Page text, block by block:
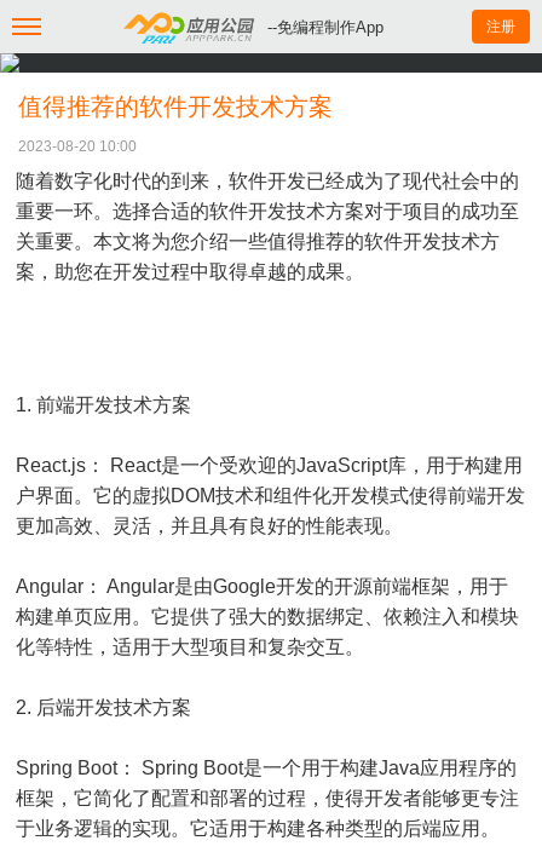
--免编程制作App 注册
值得推荐的软件开发技术方案
2023-08-20 10:00
随着数字化时代的到来，软件开发已经成为了现代社会中的
重要一环。选择合适的软件开发技术方案对于项目的成功至
关重要。本文将为您介绍一些值得推荐的软件开发技术方
案，助您在开发过程中取得卓越的成果。
1. 前端开发技术方案
React.js： React是一个受欢迎的JavaScript库，用于构建用
户界面。它的虚拟DOM技术和组件化开发模式使得前端开发
更加高效、灵活，并且具有良好的性能表现。
Angular： Angular是由Google开发的开源前端框架，用于
构建单页应用。它提供了强大的数据绑定、依赖注入和模块
化等特性，适用于大型项目和复杂交互。
2. 后端开发技术方案
Spring Boot： Spring Boot是一个用于构建Java应用程序的
框架，它简化了配置和部署的过程，使得开发者能够更专注
于业务逻辑的实现。它适用于构建各种类型的后端应用。